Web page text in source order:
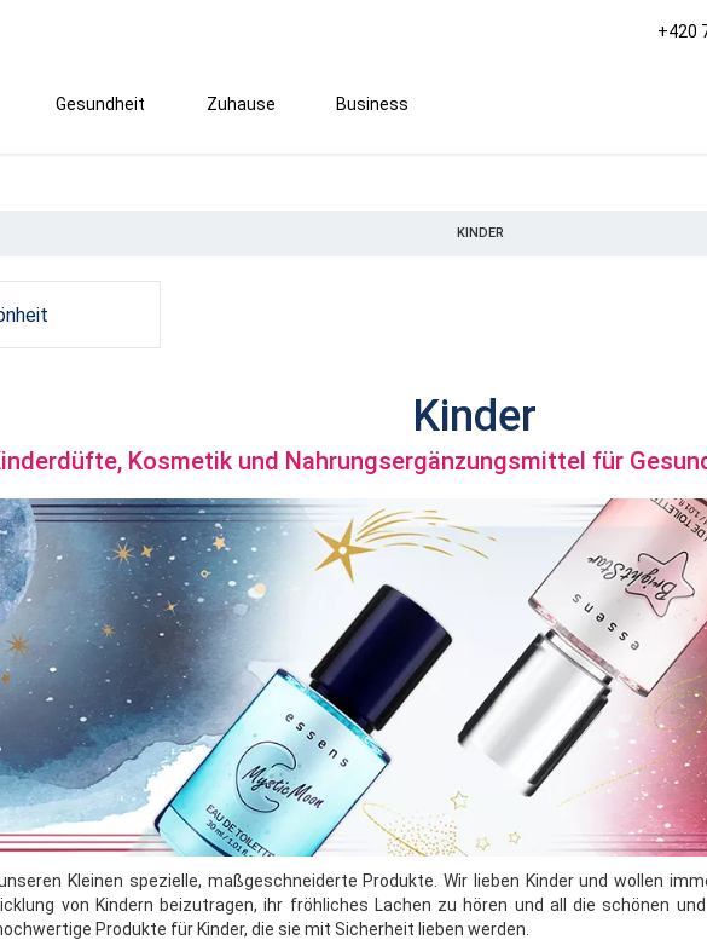
+420
Gesundheit Zuhause Business
KINDER
Kinder
Kosmetik und Nahrungsergänzungsmittel für
Kleinen spezielle, maßgeschneiderte Produkte. Wir lieben Kinder und wollen
von Kindern beizutragen, ihr fröhliches Lachen zu hören und all die schönen
Produkte für Kinder, die sie mit Sicherheit lieben werden.